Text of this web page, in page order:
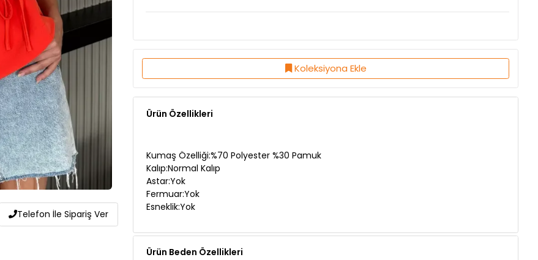
Telefon İle Sipariş Ver
Koleksiyona Ekle
Ürün Özellikleri
Astar:Yok
Fermuar:Yok
Esneklik:Yok